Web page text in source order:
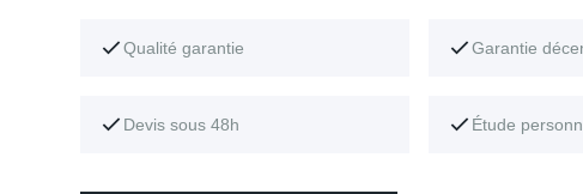
Qualité garantie Garantie
Devis sous 48h Étude